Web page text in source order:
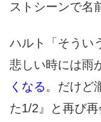
ストシーンで名
ハルト「そうい
悲しい時には雨
くなる。だけど
た1/2』と再び